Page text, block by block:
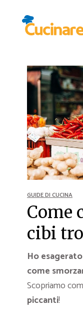
GUIDE DI CUCINA
Come
cibi
Ho
come
Scopriamo
piccanti!